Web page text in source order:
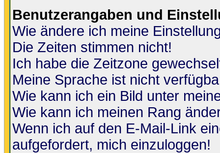
Benutzerangaben und
Wie ändere ich meine
Die Zeiten stimmen nicht!
Ich habe die Zeitzone
Meine Sprache ist nicht
Wie kann ich ein Bild unter
Wie kann ich meinen Rang
Wenn ich auf den E-Mail-Link
aufgefordert, mich einzuloggen!